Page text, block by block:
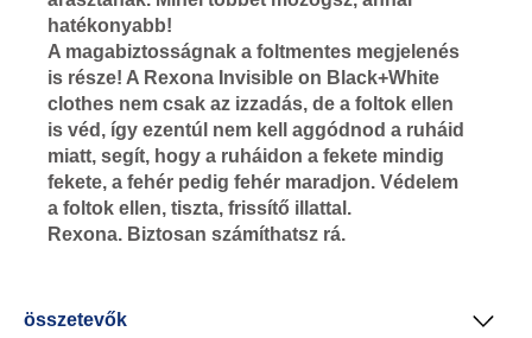
hatékonyabb!
A magabiztosságnak a foltmentes megjelenés
is része! A Rexona Invisible on Black+White
clothes nem csak az izzadás, de a foltok ellen
is véd, így ezentúl nem kell aggódnod a ruháid
miatt, segít, hogy a ruháidon a fekete mindig
fekete, a fehér pedig fehér maradjon. Védelem
a foltok ellen, tiszta, frissítő illattal.
Rexona. Biztosan számíthatsz rá.
összetevők